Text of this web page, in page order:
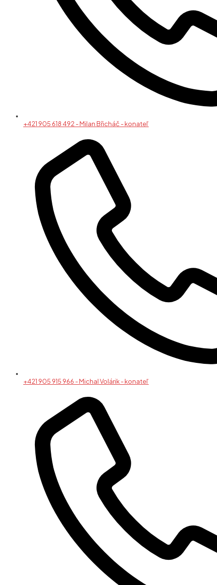
+421 905 618 492 - Milan Břicháč - konateľ
+421 905 915 966 - Michal Volárik - konateľ